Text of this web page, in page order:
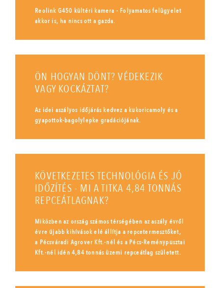
Reolink G450 kültéri kamera - Folyamatos felügyelet
akkor is, ha nincs ott a gazda.
ÖN HOGYAN DÖNT? VÉDEKEZIK
VAGY KOCKÁZTAT?
Az idei aszályos időjárás kedvez a kukoricamoly és a
gyapottok-bagolylepke gradációjának.
KÖVETKEZETES TECHNOLÓGIA ÉS JÓ
IDŐZÍTÉS - MI A TITKA 4,84 TONNÁS
REPCEÁTLAGNAK?
Miközben az ország számos térségében az aszály évről
évre újabb kihívások elé állítja a repcetermesztőket,
a Pécsváradi Agrover Kft.-nél és a Pécs-Reménypusztai
Kft.-nél idén 4,84 tonnás üzemi repceátlag született.